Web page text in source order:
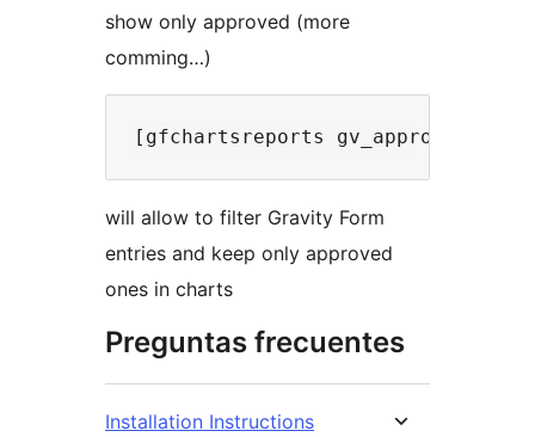
show only approved (more
comming…)
will allow to filter Gravity Form
entries and keep only approved
ones in charts
Preguntas frecuentes
Installation Instructions